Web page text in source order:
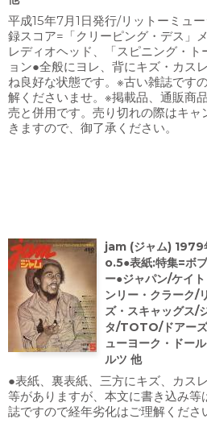
平成15年7月1日発行/リットーミュ
録スコア=「クリーピング・デス」
レディオヘッド、「スピニング・
ョン●全般にヨレ、背にキズ・カス
ね良好な状態です。※古い雑誌です
解くださいませ。※掲載品、通販商
売と併用です。売り切れの際はキ
きますので、御了承ください。
jam (ジャム) 1979
o.5●表紙:特集=ボ
ー●ジャパン/ケイ
ンリー・クラーク/
ズ・スキャッグス/
タ/TOTO/ドアー
ューヨーク・ドー
ルツ 他
●表紙、裏表紙、三方にキズ、カス
等がありますが、本文に書き込み
誌ですので経年劣化はご理解くださ